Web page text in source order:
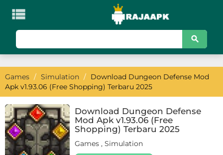

Games
Action
Arcade
Board
Games / Simulation / Download Dungeon Defense Mod
Apk v1.93.06 (Free Shopping) Terbaru 2025
Download Dungeon Defense
Mod Apk v1.93.06 (Free
Shopping) Terbaru 2025
Games , Simulation